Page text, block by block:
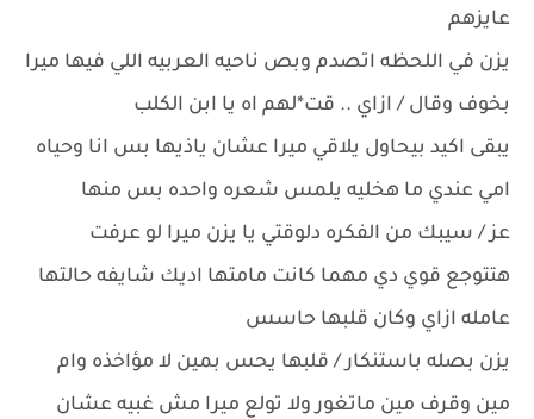
عايزهم
يزن في اللحظه اتصدم وبص ناحيه العربيه اللي فيها ميرا
بخوف وقال / ازاي .. قت*لهم اه يا ابن الكلب
يبقى اكيد بيحاول يلاقي ميرا عشان ياذيها بس انا وحياه
امي عندي ما هخليه يلمس شعره واحده بس منها
عز / سيبك من الفكره دلوقتي يا يزن ميرا لو عرفت
هتتوجع قوي دي مهما كانت مامتها اديك شايفه حالتها
عامله ازاي وكان قلبها حاسس
يزن بصله باستنكار / قلبها يحس بمين لا مؤاخذه وام
مين وقرف مين ماتغور ولا تولع ميرا مش غبيه عشان